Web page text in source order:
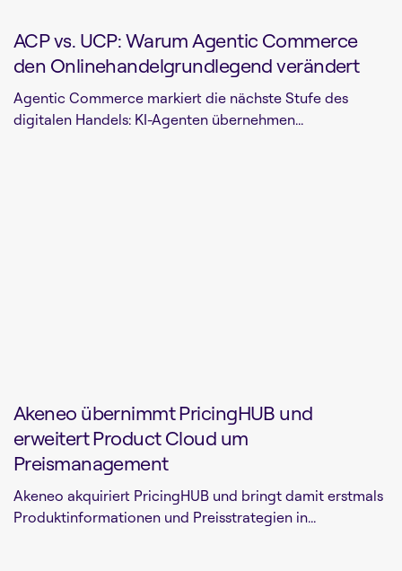
ACP vs. UCP: Warum Agentic Commerce
den Onlinehandelgrundlegend verändert
Agentic Commerce markiert die nächste Stufe des
digitalen Handels: KI-Agenten übernehmen...
Akeneo übernimmt PricingHUB und
erweitert Product Cloud um
Preismanagement
Akeneo akquiriert PricingHUB und bringt damit erstmals
Produktinformationen und Preisstrategien in...